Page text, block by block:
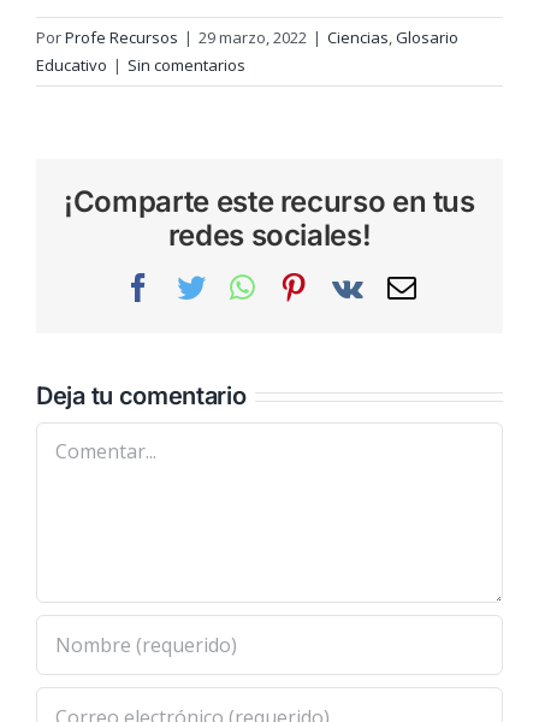
PorProfe Recursos | 29 marzo, 2022 | Ciencias,Glosario
Educativo | Sin comentarios
¡Comparte este recurso en tus
redes sociales!
Facebook
TwitterWhatsAppPinterest
Vk
Correo
Deja tu comentario
Comentar